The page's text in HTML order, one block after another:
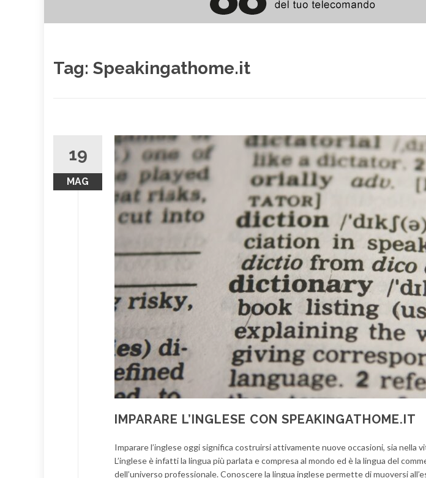
Tag: Speakingathome.it
19
MAG
IMPARARE L’INGLESE CON SPEAKINGATHOME.IT
Imparare l’inglese oggi significa costruirsi attivamente nuove occasioni, sia nella
L’inglese è infatti la lingua più parlata e compresa al mondo ed è la lingua del
dell’universo professionale. Conoscere la lingua inglese permette di muoversi